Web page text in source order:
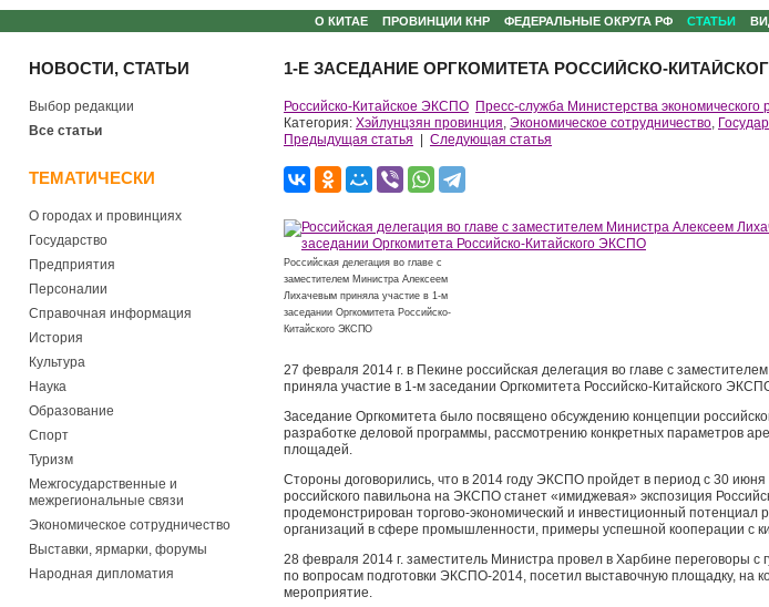
О КИТАЕ ПРОВИНЦИИ КНР ФЕДЕРАЛЬНЫЕ ОКРУГА РФ СТАТЬИ
НОВОСТИ, СТАТЬИ
Выбор редакции
Все статьи
ТЕМАТИЧЕСКИ
О городах и провинциях
Государство
Предприятия
Персоналии
Справочная информация
История
Культура
Наука
Образование
Спорт
Туризм
Межгосударственные и
межрегиональные связи
Экономическое сотрудничество
Выставки, ярмарки, форумы
Народная дипломатия
1-Е ЗАСЕДАНИЕ ОРГКОМИТЕТА РОССИЙСКО-
Российско-Китайское ЭКСПО Пресс-служба Министерства экономического
Категория: Хэйлунцзян провинция, Экономическое сотрудничество,
Предыдущая статья
Следующая статья
Российская делегация во главе с
заместителем Министра Алексеем
Лихачевым приняла участие в 1-м
заседании Оргкомитета Российско-
Китайского ЭКСПО
27 февраля 2014 г. в Пекине российская делегация во главе с
приняла участие в 1-м заседании Оргкомитета Российско-Китайского
Заседание Оргкомитета было посвящено обсуждению концепции
разработке деловой программы, рассмотрению конкретных параметров
площадей.
Стороны договорились, что в 2014 году ЭКСПО пройдет в период с 30
российского павильона на ЭКСПО станет «имиджевая» экспозиция
продемонстрирован торгово-экономический и инвестиционный потенциал
организаций в сфере промышленности, примеры успешной кооперации с
28 февраля 2014 г. заместитель Министра провел в Харбине переговоры с
по вопросам подготовки ЭКСПО-2014, посетил выставочную площадку, на
мероприятие.